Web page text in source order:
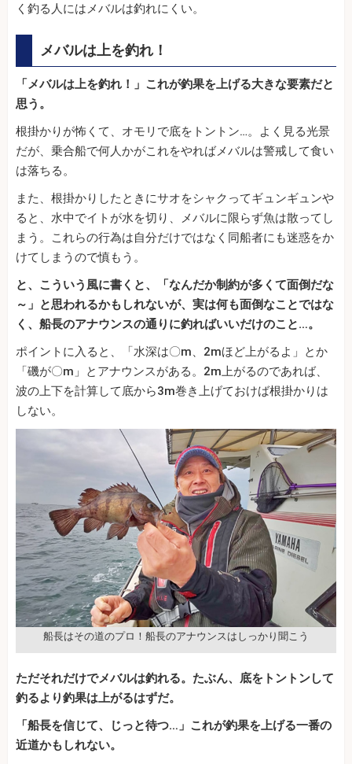
く釣る人にはメバルは釣れにくい。
メバルは上を釣れ！
「メバルは上を釣れ！」これが釣果を上げる大きな要素だと
思う。
根掛かりが怖くて、オモリで底をトントン…。よく見る光景
だが、乗合船で何人かがこれをやればメバルは警戒して食い
は落ちる。
また、根掛かりしたときにサオをシャクってギュンギュンや
ると、水中でイトが水を切り、メバルに限らず魚は散ってし
まう。これらの行為は自分だけではなく同船者にも迷惑をか
けてしまうので慎もう。
と、こういう風に書くと、「なんだか制約が多くて面倒だな
～」と思われるかもしれないが、実は何も面倒なことではな
く、船長のアナウンスの通りに釣ればいいだけのこと…。
ポイントに入ると、「水深は〇m、2mほど上がるよ」とか
「磯が〇m」とアナウンスがある。2m上がるのであれば、
波の上下を計算して底から3m巻き上げておけば根掛かりは
しない。
船長はその道のプロ！船長のアナウンスはしっかり聞こう
ただそれだけでメバルは釣れる。たぶん、底をトントンして
釣るより釣果は上がるはずだ。
「船長を信じて、じっと待つ…」これが釣果を上げる一番の
近道かもしれない。